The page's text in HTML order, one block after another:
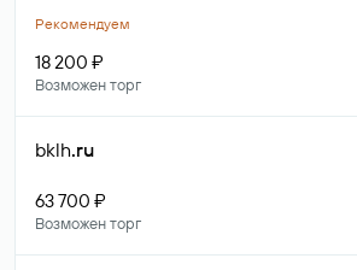
Рекомендуем
18 200 ₽
Возможен торг
bklh.ru
63 700 ₽
Возможен торг